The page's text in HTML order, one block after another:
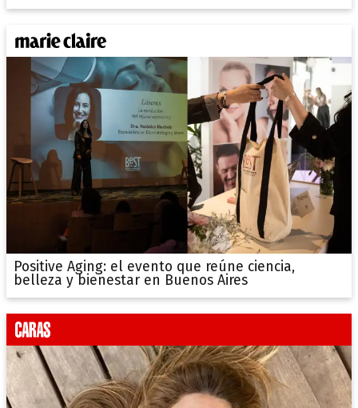
Positive Aging: el evento que reúne ciencia,
belleza y bienestar en Buenos Aires